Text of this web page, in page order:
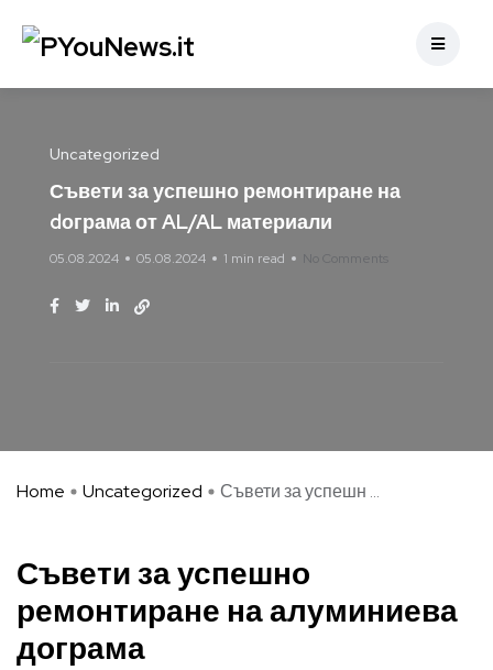
Uncategorized
Съвети за успешно ремонтиране на
dограма от AL/AL материали
05.08.2024 05.08.2024 1 min read No Comments
Home Uncategorized Съвети за успешн ...
Съвети за успешно
ремонтиране на алуминиева
дограма